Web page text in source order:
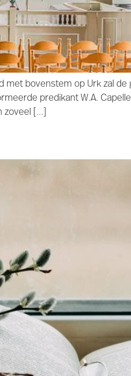
bovenstem op Urk zal de
predikant W.A.
zoveel […]